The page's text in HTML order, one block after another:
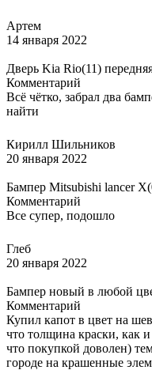
Артем
14 января 2022
Дверь Kia Rio(11)
Комментарий
Всё чётко, забрал два
найти
Кирилл Шильников
20 января 2022
Бампер Mitsubishi lancer
Комментарий
Все супер, подошло
Глеб
20 января 2022
Бампер новый в любой
Комментарий
Купил капот в цвет на
что толщина краски, как
что покупкой доволен)
городе на крашенные